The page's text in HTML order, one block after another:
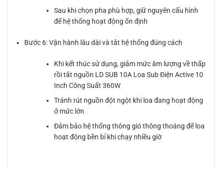
Sau khi chọn pha phù hợp, giữ nguyên cấu hình
để hệ thống hoạt động ổn định
Bước 6: Vận hành lâu dài và tắt hệ thống đúng cách
Khi kết thúc sử dụng, giảm mức âm lượng về thấp
rồi tắt nguồn LD SUB 10A Loa Sub Điện Active 10
Inch Công Suất 360W
Tránh rút nguồn đột ngột khi loa đang hoạt động
ở mức lớn
Đảm bảo hệ thống thông gió thông thoáng để loa
hoạt động bền bỉ khi chạy nhiều giờ